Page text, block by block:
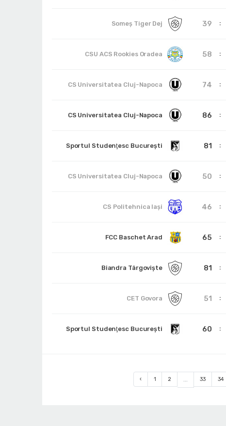
Someş Tiger Dej 39
CSU ACS Rookies Oradea 58
CS Universitatea Cluj-Napoca 74
CS Universitatea Cluj-Napoca 86
Sportul Studenţesc Bucureşti 81
CS Universitatea Cluj-Napoca 50
CS Politehnica Iași 46
FCC Baschet Arad 65
Biandra Târgoviște 81
CET Govora 51
Sportul Studenţesc Bucureşti 60
‹ 1 2 ... 33 34